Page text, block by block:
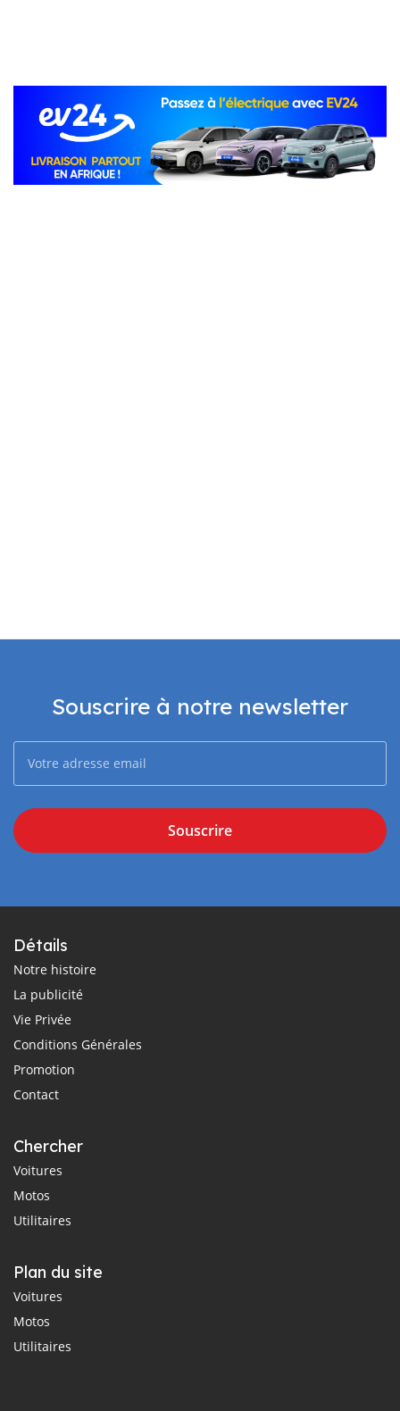
Souscrire à notre newsletter
Souscrire
Détails
Notre histoire
La publicité
Vie Privée
Conditions Générales
Promotion
Contact
Chercher
Voitures
Motos
Utilitaires
Plan du site
Voitures
Motos
Utilitaires